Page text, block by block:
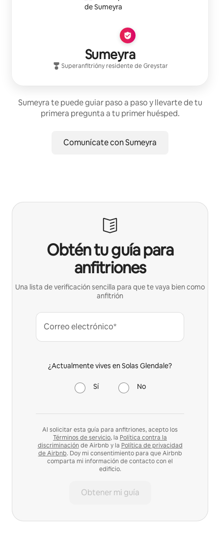
Sumeyra
Superanfitrióny residente deGreystar
Sumeyra te puede guiar paso a paso y llevarte de tu
primera pregunta a tu primer huésped.
Comunícate con Sumeyra
Obtén tu guía para
anfitriones
Una lista de verificación sencilla para que te vaya bien como
anfitrión
Correo electrónico*
¿Actualmente vives en Solas Glendale?
Sí No
Al solicitar esta guía para anfitriones, acepto los
Términos de servicio, la Política contra la
discriminación de Airbnb y la Política de privacidad
de Airbnb. Doy mi consentimiento para que Airbnb
comparta mi información de contacto con el
edificio.
Obtener mi guía